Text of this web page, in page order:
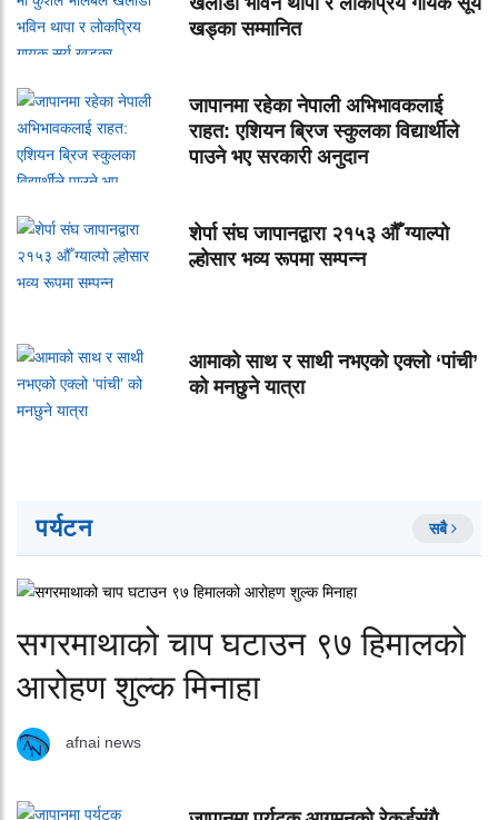
खड्का सम्मानित
जापानमा रहेका नेपाली अभिभावकलाई
राहत: एशियन ब्रिज स्कुलका विद्यार्थीले
पाउने भए सरकारी अनुदान
शेर्पा संघ जापानद्वारा २१५३ औँ ग्याल्पो
ल्होसार भव्य रूपमा सम्पन्न
आमाको साथ र साथी नभएको एक्लो ‘पांची’
को मनछुने यात्रा
पर्यटन सबै
सगरमाथाको चाप घटाउन ९७ हिमालको
आरोहण शुल्क मिनाहा
afnai news